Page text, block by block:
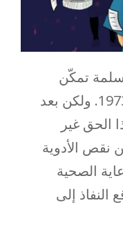
تمكّن
النساء من الإجهاض منذ سنة 1973. ولكن بعد
الحق غير
نقص الأدوية
الصحية
النفاذ إلى